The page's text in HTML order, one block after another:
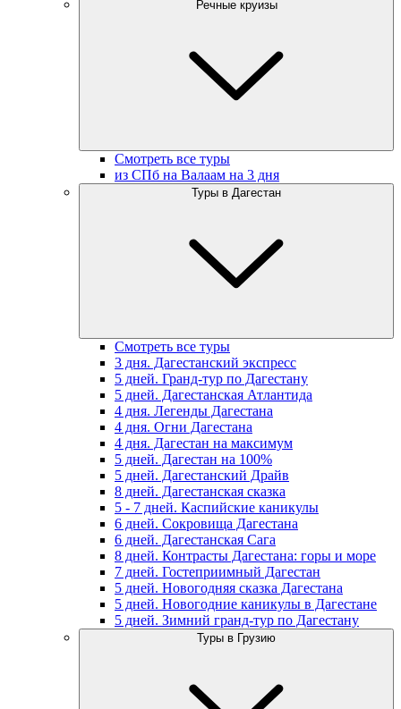
Речные круизы
Смотреть все туры
из СПб на Валаам на 3 дня
Туры в Дагестан
Смотреть все туры
3 дня. Дагестанский экспресс
5 дней. Гранд-тур по Дагестану
5 дней. Дагестанская Атлантида
4 дня. Легенды Дагестана
4 дня. Огни Дагестана
4 дня. Дагестан на максимум
5 дней. Дагестан на 100%
5 дней. Дагестанский Драйв
8 дней. Дагестанская сказка
5 - 7 дней. Каспийские каникулы
6 дней. Сокровища Дагестана
6 дней. Дагестанская Сага
8 дней. Контрасты Дагестана: горы и море
7 дней. Гостеприимный Дагестан
5 дней. Новогодняя сказка Дагестана
5 дней. Новогодние каникулы в Дагестане
5 дней. Зимний гранд-тур по Дагестану
Туры в Грузию